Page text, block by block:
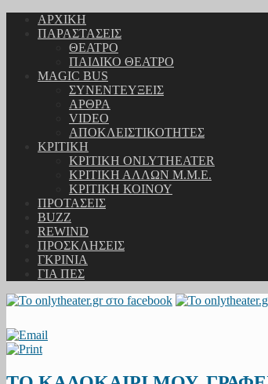
ΑΡΧΙΚΗ
ΠΑΡΑΣΤΑΣΕΙΣ
ΘΕΑΤΡΟ
ΠΑΙΔΙΚΟ ΘΕΑΤΡΟ
MAGIC BUS
ΣΥΝΕΝΤΕΥΞΕΙΣ
ΑΡΘΡΑ
VIDEO
ΑΠΟΚΛΕΙΣΤΙΚΟΤΗΤΕΣ
ΚΡΙΤΙΚΗ
ΚΡΙΤΙΚΗ ONLYTHEATER
ΚΡΙΤΙΚΗ ΑΛΛΩΝ Μ.Μ.Ε.
ΚΡΙΤΙΚΗ ΚΟΙΝΟΥ
ΠΡΟΤΑΣΕΙΣ
BUZZ
REWIND
ΠΡΟΣΚΛΗΣΕΙΣ
ΓΚΡΙΝΙΑ
ΓΙΑ ΠΕΣ